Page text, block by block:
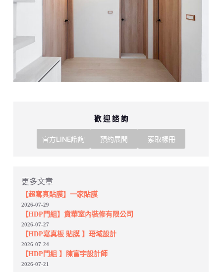
歡 迎 諮 詢
官方LINE諮詢 預約展間 索取樣冊
更多文章
【超寫真貼膜】一家貼膜
2026-07-29
【HDP門組】賁華室內裝修有限公司
2026-07-27
【HDP寫真板 貼膜 】珸域設計
2026-07-24
【HDP門組 】陳富宇設計師
2026-07-21